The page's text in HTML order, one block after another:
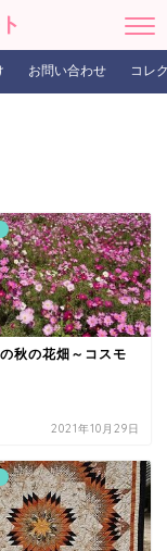
お問い合わせ コレ
秋の花畑～コスモ
2021年10月29日